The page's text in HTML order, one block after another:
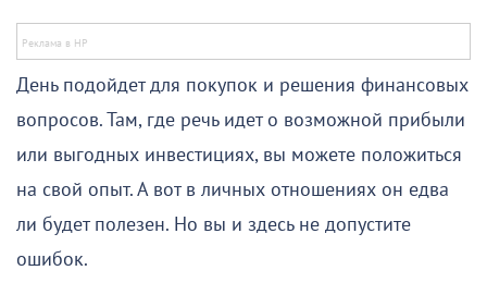
День подойдет для покупок и решения финансовых
вопросов. Там, где речь идет о возможной прибыли
или выгодных инвестициях, вы можете положиться
на свой опыт. А вот в личных отношениях он едва
ли будет полезен. Но вы и здесь не допустите
ошибок.